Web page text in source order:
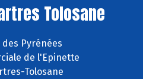
Tolosane
des Pyrénées
de l'Epinette
Tolosane